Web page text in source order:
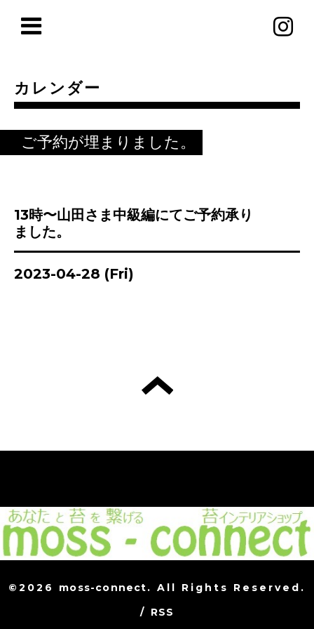
カレンダー
ご予約が埋まりました。
13時〜山田さま中級編にてご予約承り
ました。
2023-04-28 (Fri)
©2026 moss-connect. All Rights Reserved.
/ RSS